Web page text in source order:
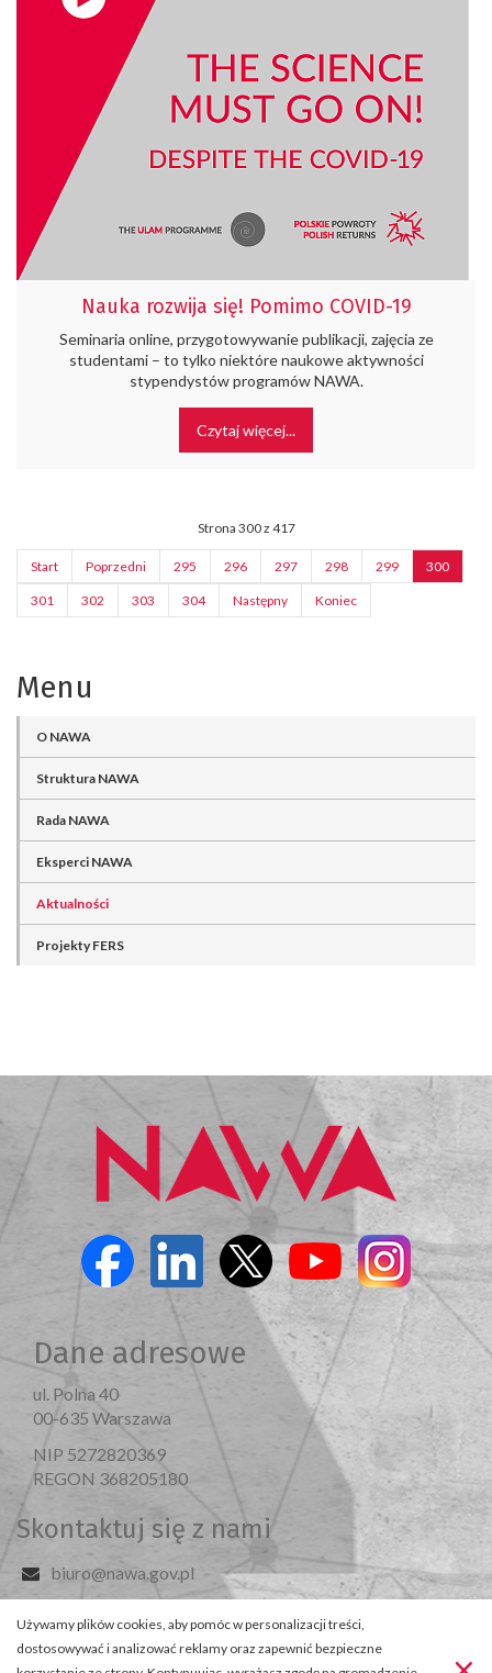
Używamy plików cookies, aby pomóc w personalizacji treści,
dostosowywać i analizować reklamy oraz zapewnić bezpieczne
Nauka rozwija się! Pomimo COVID-19
Seminaria online, przygotowywanie publikacji, zajęcia ze
studentami – to tylko niektóre naukowe aktywności
stypendystów programów NAWA.
Czytaj więcej...
Strona 300 z 417
Start Poprzedni 295 296 297 298 299 300
301 302 303 304 Następny Koniec
Menu
O NAWA
Struktura NAWA
Rada NAWA
Eksperci NAWA
Aktualności
Projekty FERS
Dane adresowe
ul. Polna 40
00-635 Warszawa
NIP 5272820369
REGON 368205180
Skontaktuj się z nami
biuro@nawa.gov.pl
Odwiedź nas